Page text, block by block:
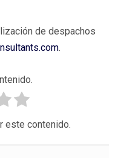
de despachos
.
este contenido.